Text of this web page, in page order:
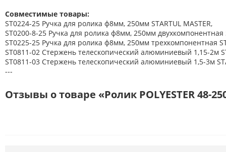
Совместимые товары:
ST0224-25 Ручка для ролика ф8мм, 250мм STARTUL MASTER,
ST0200-8-25 Ручка для ролика ф8мм, 250мм двухкомпонентная
ST0225-25 Ручка для ролика ф8мм, 250мм трехкомпонентная
ST0811-02 Стержень телескопический алюминиевый 1,15-2м
ST0811-03 Стержень телескопический алюминиевый 1,5-3м
---
Отзывы о товаре «Ролик POLYESTER 48-